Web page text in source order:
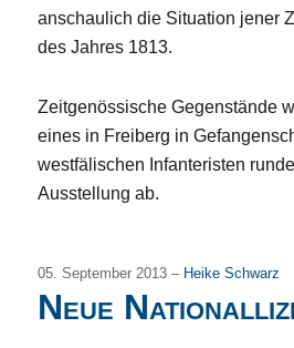
anschaulich die Situation jener
des Jahres 1813.
Zeitgenössische Gegenstände
eines in Freiberg in
westfälischen Infanteristen
Ausstellung ab.
05. September 2013 – Heike Schwarz
Neue